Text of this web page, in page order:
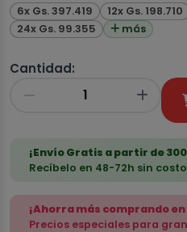
6x Gs. 397.419 12x Gs. 198.710
24x Gs. 99.355
más
Cantidad:
¡Envío Gratis a partir de
Recíbelo en 48-72h sin
¡Ahorra más comprando
Precios especiales para